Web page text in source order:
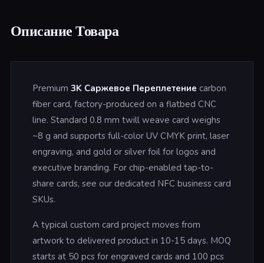
Описание Товара
Premium 3K Саржевое Переплетение carbon
fiber card, factory-produced on a flatbed CNC
line. Standard 0.8 mm twill weave card weighs
~8 g and supports full-color UV CMYK print, laser
engraving, and gold or silver foil for logos and
executive branding. For chip-enabled tap-to-
share cards, see our dedicated NFC business card
SKUs.
A typical custom card project moves from
artwork to delivered product in 10-15 days. MOQ
starts at 50 pcs for engraved cards and 100 pcs